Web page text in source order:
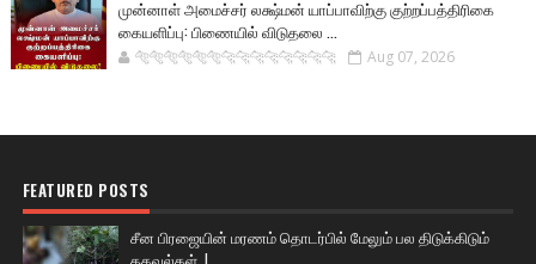
முன்னாள் அமைச்சர் லக்ஷ்மன் யாப்பாவிற்கு குற்றப்பத்திரிகை
கையளிப்பு: பிணையில் விடுதலை ...
🐅🐅🐅🐅🐅🐅🐆🐆🐆🐆🐆🐆🐆🐆 Aug 07, 2026
FEATURED POSTS
சீன பிரஜையின் மரணம் தொடர்பில் மேலும் பல திடுக்கிடும்